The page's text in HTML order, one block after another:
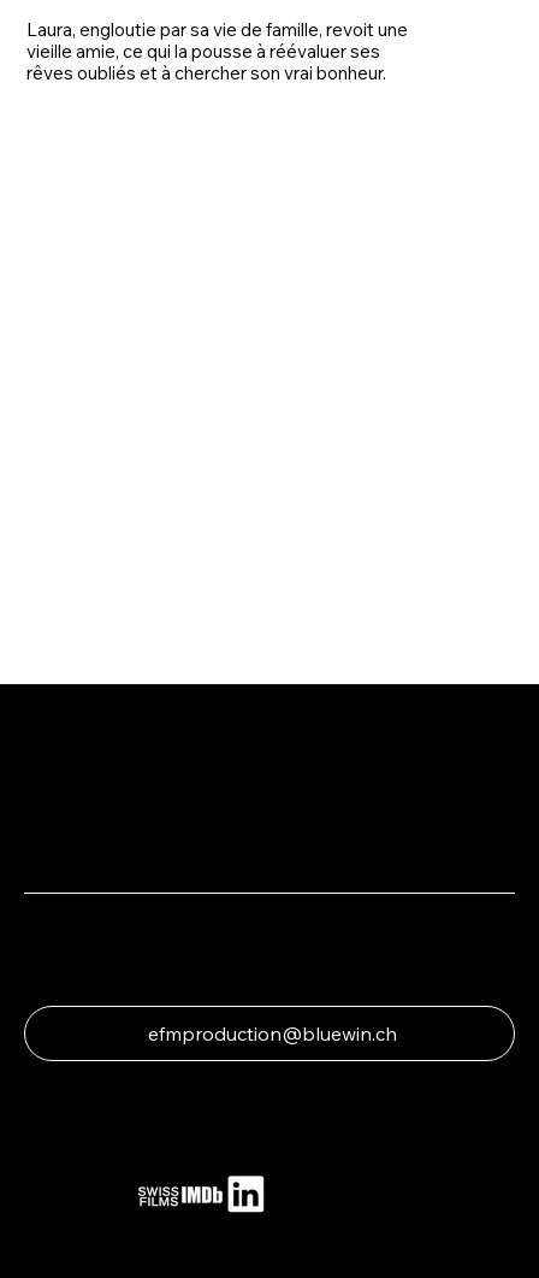
Laura, engloutie par sa vie de famille, revoit une
vieille amie, ce qui la pousse à réévaluer ses
rêves oubliés et à chercher son vrai bonheur.
efmproduction@bluewin.ch